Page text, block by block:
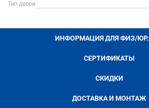
Тип двери
ИНФОРМАЦИЯ ДЛЯ ФИЗ/
СЕРТИФИКАТЫ
СКИДКИ
ДОСТАВКА И МОНТАЖ